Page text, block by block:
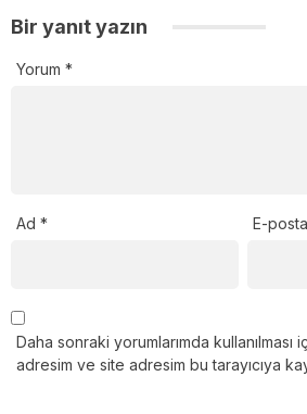
Bir yanıt yazın
Yorum *
Ad * E-
Daha sonraki yorumlarımda kullanılması
adresim ve site adresim bu tarayıcıya